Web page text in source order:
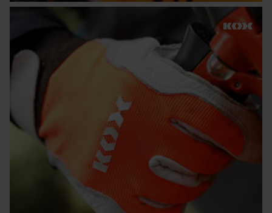
Personalisierte Startseite
Persönliche Begrüßung
Geo-IP und User Detection
YouTube-Videos
Google Maps
Kontaktaufnahme per Chat
Marketing Cookies